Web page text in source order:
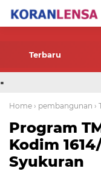
-->
Terbaru
.
Home › pembangunan ›
Program
Kodim
Syukuran